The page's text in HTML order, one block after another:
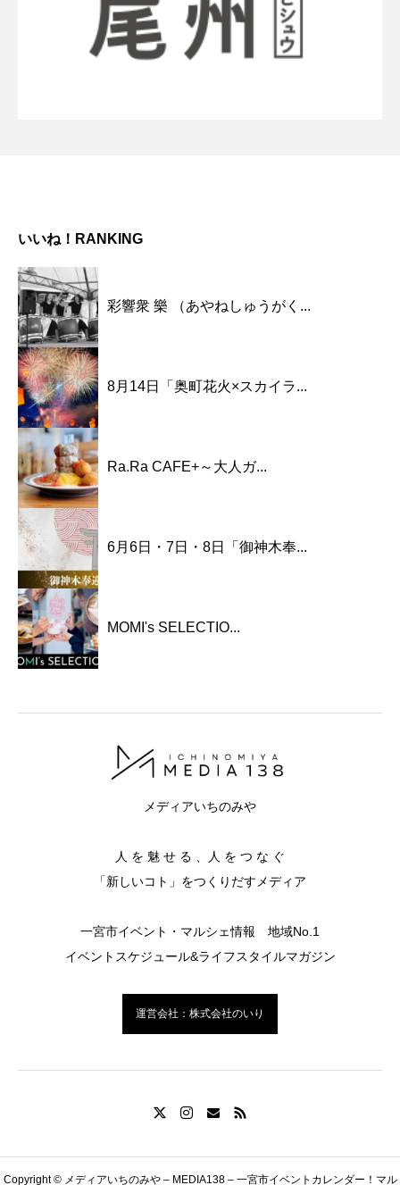
いいね！RANKING
彩響衆 樂 （あやねしゅうがく...
8月14日「奥町花火×スカイラ...
Ra.Ra CAFE+～大人ガ...
6月6日・7日・8日「御神木奉...
MOMI's SELECTIO...
メディアいちのみや
人 を 魅 せ る 、人 を つ な ぐ
「新しいコト」をつくりだすメディア
一宮市イベント・マルシェ情報 地域No.1
イベントスケジュール&ライフスタイルマガジン
運営会社：株式会社のいり
Copyright © メディアいちのみや – MEDIA138 – 一宮市イベントカレンダー！マル
LINE友だち追加 イベント情報掲載の申込